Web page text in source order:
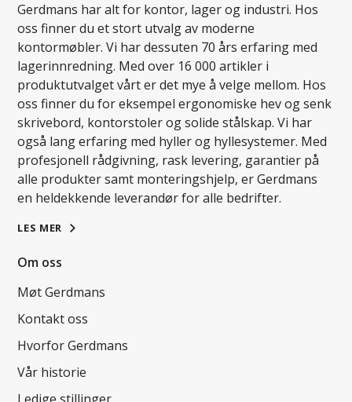
Gerdmans har alt for kontor, lager og industri. Hos
oss finner du et stort utvalg av moderne
kontormøbler. Vi har dessuten 70 års erfaring med
lagerinnredning. Med over 16 000 artikler i
produktutvalget vårt er det mye å velge mellom. Hos
oss finner du for eksempel ergonomiske hev og senk
skrivebord, kontorstoler og solide stålskap. Vi har
også lang erfaring med hyller og hyllesystemer. Med
profesjonell rådgivning, rask levering, garantier på
alle produkter samt monteringshjelp, er Gerdmans
en heldekkende leverandør for alle bedrifter.
LES MER
Om oss
Møt Gerdmans
Kontakt oss
Hvorfor Gerdmans
Vår historie